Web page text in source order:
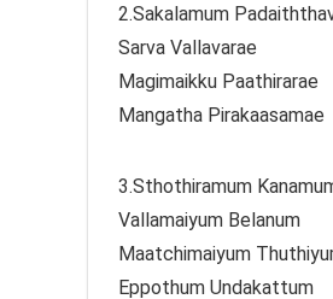
2.Sakalamum
Sarva Vallavarae
Magimaikku Paathirarae
Mangatha Pirakaasamae
3.Sthothiramum
Vallamaiyum Belanum
Maatchimaiyum
Eppothum Undakattum